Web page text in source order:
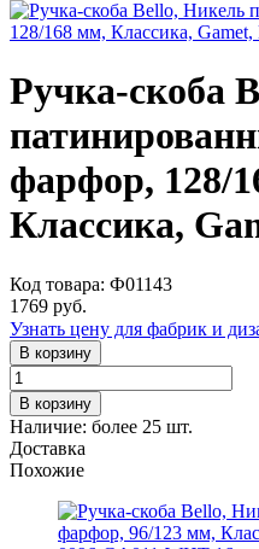
Ручка-скоба
фарфор, 128/
Классика,
Код товара: Ф01143
1769 руб.
Узнать цену для фабрик и
В корзину
В корзину
Наличие: более 25 шт.
Доставка
Похожие